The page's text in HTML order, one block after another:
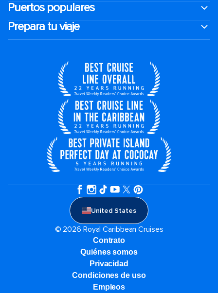
Puertos populares
Prepara tu viaje
United States
© 2026 Royal Caribbean Cruises
Contrato
Quiénes somos
Privacidad
Condiciones de uso
Empleos